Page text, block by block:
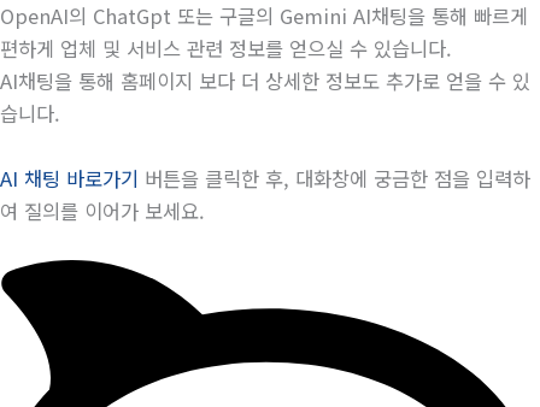
OpenAI의 ChatGpt 또는 구글의 Gemini AI채팅을 통해 빠르게
편하게 업체 및 서비스 관련 정보를 얻으실 수 있습니다.
AI채팅을 통해 홈페이지 보다 더 상세한 정보도 추가로 얻을 수 있
습니다.
AI 채팅 바로가기 버튼을 클릭한 후, 대화창에 궁금한 점을 입력하
여 질의를 이어가 보세요.